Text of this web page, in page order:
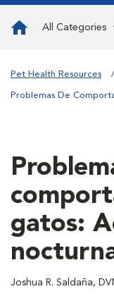
All Categories
Pet Health Resources
Problemas De
gatos:
Joshua R. Saldaña,